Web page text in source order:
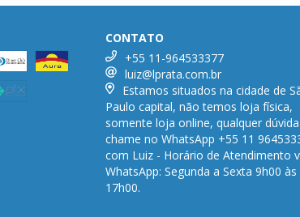
CONTATO
+55 11-964533377
luiz@lprata.com.br
Estamos situados na cidade de
Paulo capital, não temos loja física,
somente loja online, qualquer dúvida
chame no WhatsApp +55 11
com Luiz - Horário de Atendimento
WhatsApp: Segunda a Sexta 9h00 às
17h00.